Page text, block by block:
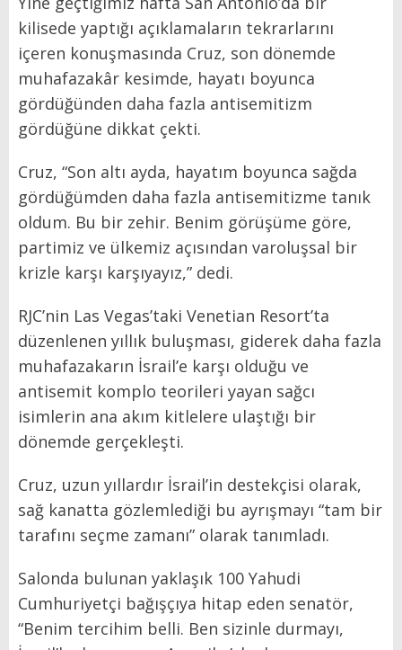
kilisede yaptığı açıklamaların tekrarlarını
içeren konuşmasında Cruz, son dönemde
muhafazakâr kesimde, hayatı boyunca
gördüğünden daha fazla antisemitizm
gördüğüne dikkat çekti.
Cruz, “Son altı ayda, hayatım boyunca sağda
gördüğümden daha fazla antisemitizme tanık
oldum. Bu bir zehir. Benim görüşüme göre,
partimiz ve ülkemiz açısından varoluşsal bir
krizle karşı karşıyayız,” dedi.
RJC’nin Las Vegas’taki Venetian Resort’ta
düzenlenen yıllık buluşması, giderek daha fazla
muhafazakarın İsrail’e karşı olduğu ve
antisemit komplo teorileri yayan sağcı
isimlerin ana akım kitlelere ulaştığı bir
dönemde gerçekleşti.
Cruz, uzun yıllardır İsrail’in destekçisi olarak,
sağ kanatta gözlemlediği bu ayrışmayı “tam bir
tarafını seçme zamanı” olarak tanımladı.
Salonda bulunan yaklaşık 100 Yahudi
Cumhuriyetçi bağışçıya hitap eden senatör,
“Benim tercihim belli. Ben sizinle durmayı,